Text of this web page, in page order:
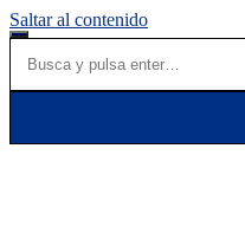
Saltar al contenido